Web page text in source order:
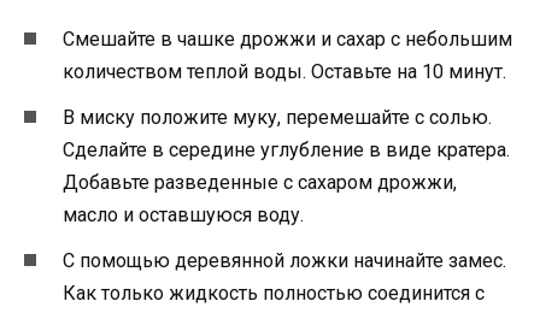
Смешайте в чашке дрожжи и сахар с небольшим
количеством теплой воды. Оставьте на 10 минут.
В миску положите муку, перемешайте с солью.
Сделайте в середине углубление в виде кратера.
Добавьте разведенные с сахаром дрожжи,
масло и оставшуюся воду.
С помощью деревянной ложки начинайте замес.
Как только жидкость полностью соединится с